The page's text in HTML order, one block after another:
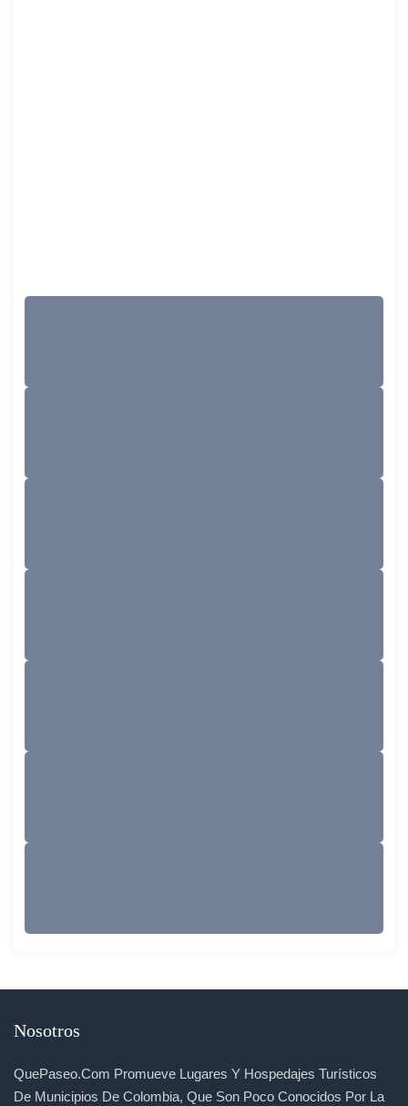
Nosotros
QuePaseo.com Promueve Lugares Y Hospedajes Turísticos
De Municipios De Colombia, Que Son Poco Conocidos Por La